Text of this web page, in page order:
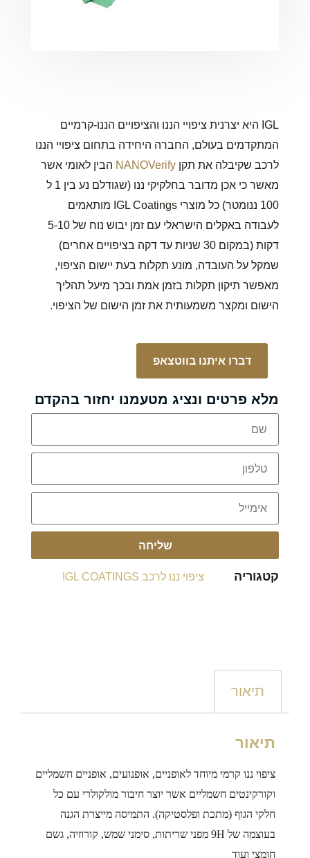
IGL היא יצרנית ציפויי הננו והציפויים הננו-קרמיים
המתקדמים בעולם, החברה היחידה בתחום ציפויי הננו
לרכב שקיבלה את תקן NANOVerify הבין לאומי אשר
מאשר כי אכן מדובר בחלקיקי ננו (שגודלם נע בין 1 ל
100 ננומטר) כל מוצרי IGL Coatings מותאמים
לעבודה באקלים הישראלי עם זמן יבוש נוח של 5-10
דקות (במקום 30 שניות עד דקה בציפויים אחרים)
שמקל על העובדה, מונע תקלות בעת יישום הציפוי,
מאפשר תיקון תקלות בזמן אמת ובכך מיעל תהליך
הישום ומקצר משמעותית את זמן הישום של הציפוי.
דברו איתנו בווטצאפ
מלא פרטים ונציג מטעמנו יחזור בהקדם
שליחה
קטגוריה ציפוי ננו לרכב IGL COATINGS
תיאור
תיאור
ציפוי ננו קרמי מיוחד לאופניים, אופנועים, אופניים חשמליים
וקורקינטים חשמליים אשר יוצר חיבור מולקולרי עם כל
חלקי הגוף (מתכת ופלסטיקה). התמיסה מייצרת הגנה
בעוצמה של 9H מפני שריתות, סימני שמש, קורוזיה, גשם
חומצי ועוד